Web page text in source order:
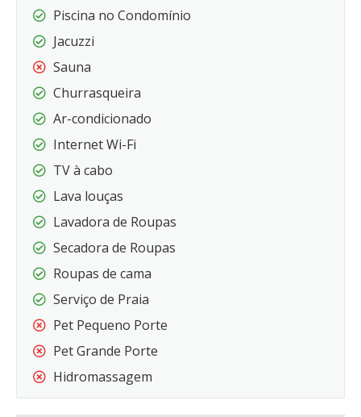
Piscina no Condomínio
Jacuzzi
Sauna
Churrasqueira
Ar-condicionado
Internet Wi-Fi
TV à cabo
Lava louças
Lavadora de Roupas
Secadora de Roupas
Roupas de cama
Serviço de Praia
Pet Pequeno Porte
Pet Grande Porte
Hidromassagem